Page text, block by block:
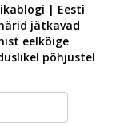
| Eesti
jätkavad
eelkõige
põhjustel